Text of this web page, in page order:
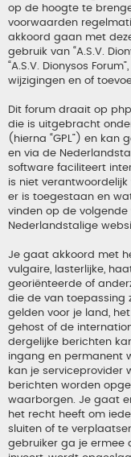
op de hoogte te
voorwaarden
akkoord gaan met
gebruik van “A.S.V.
“A.S.V. Dionysos
wijzigingen en of
Dit forum draait op
die is uitgebracht
(hierna “GPL”) en kan
en via de
software faciliteert
is niet
er is toegestaan en
vinden op de volgende
Nederlandstalige
Je gaat akkoord met
vulgaire, lasterlijke,
georiënteerde of
die de van toepassing
gelden voor je land, het
gehost of de
dergelijke berichten
ingang en permanent
kan je serviceprovider
berichten worden
waarborgen. Je gaat er
het recht heeft om
sluiten of te
gebruiker ga je ermee